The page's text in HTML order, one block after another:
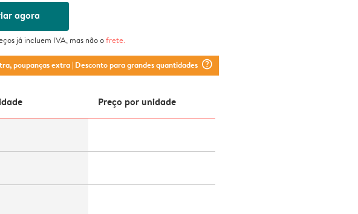
agora
já incluem IVA, mas não ofrete.
poupanças extra| Desconto para grandes quantidades question_mark_circle
Preço por unidade